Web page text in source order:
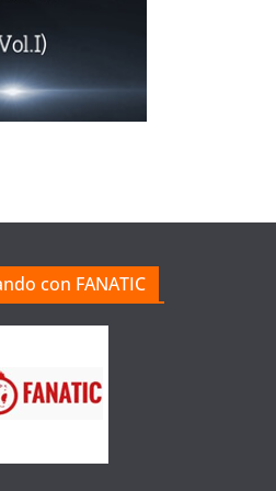
con FANATIC